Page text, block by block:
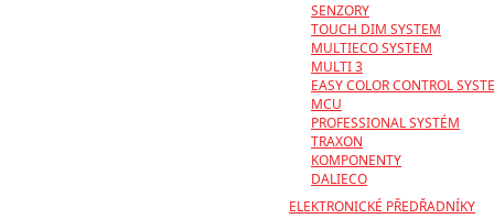
SENZORY
TOUCH DIM SYSTEM
MULTIECO SYSTEM
MULTI 3
EASY COLOR CONTROL
MCU
PROFESSIONAL SYSTÉM
TRAXON
KOMPONENTY
DALIECO
ELEKTRONICKÉ PŘEDŘADNÍKY